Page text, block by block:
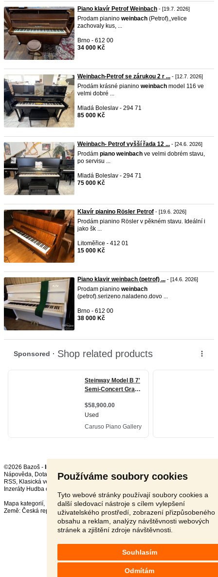
Používáme soubory cookies
Tyto webové stránky používají soubory cookies a
další sledovací nástroje s cílem vylepšení
uživatelského prostředí, zobrazení přizpůsobeného
obsahu a reklam, analýzy návštěvnosti webových
stránek a zjištění zdroje návštěvnosti.
Souhlasím
Odmítám
Piano klavír Petrof Weinbach - [19.7. 2026]
Prodam pianino weinbach (Petrof),,velice
zachovaly kus, ...
Brno - 612 00
34 000 Kč
Weinbach-Petrof se zárukou 2 r ... - [12.7. 2026]
Prodám krásné pianino weinbach model 116 ve
velmi dobré ...
Mladá Boleslav - 294 71
85 000 Kč
Weinbach- Petrof vyšší řada 12 ... - [24.6. 2026]
Prodám piano weinbach ve velmi dobrém stavu,
po servisu ...
Mladá Boleslav - 294 71
75 000 Kč
Klavír pianino Rösler Petrof - [19.6. 2026]
Prodám pianino Rösler v pěkném stavu. Ideální i
jako šk ...
Litoměřice - 412 01
15 000 Kč
Piano klavir weinbach (petrof) ... - [14.6. 2026]
Prodam pianino weinbach
(petrof).serizeno.naladeno.dovo ...
Brno - 612 00
38 000 Kč
©2026 Bazoš - Inzerce, Bazar
Nápověda, Dotazy Hodnocení,Kontakt, Reklama,Podmínky,Ochrana údajů
RSS,
Inzeráty Hudba celkem:
Mapa kategorií,
Nejvyhledávanější výrazy
Země: Česká republika,Slovensko, Polsko,Rakousko